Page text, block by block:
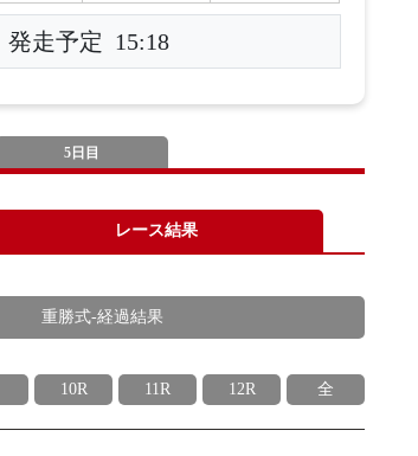
発走予定 15:18
5日目
レース結果
重勝式-経過結果
10R 11R 12R 全